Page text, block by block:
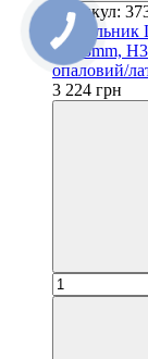
Артикул:
D138mm,
опаловий/
3 224 грн